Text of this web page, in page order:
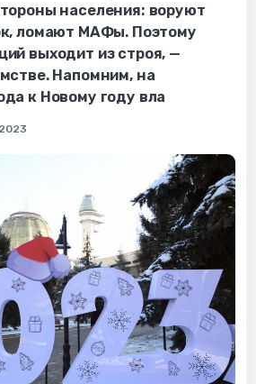
населения: воруют
ломают МАФы. Поэтому
выходит из строя, —
Напомним, на
к Новому году вла